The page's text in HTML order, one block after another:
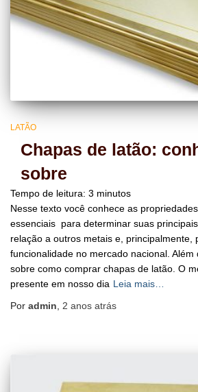
LATÃO
Chapas de latão:
sobre
Tempo de leitura: 3 minutos
Nesse texto você conhece as
essenciais para determinar suas
relação a outros metais e, principalmente,
funcionalidade no mercado nacional.
sobre como comprar chapas de latão. O
presente em nosso dia Leia mais…
Por admin 2 anos atrás